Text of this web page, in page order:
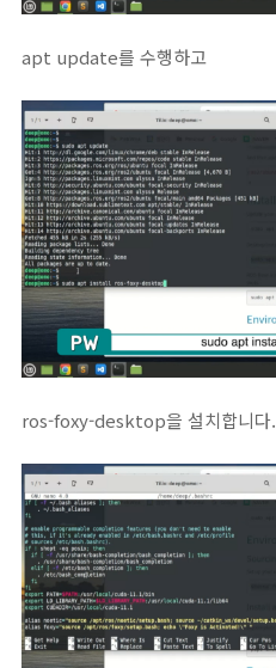
apt update를 수행하고
ros-foxy-desktop을 설치합니다.